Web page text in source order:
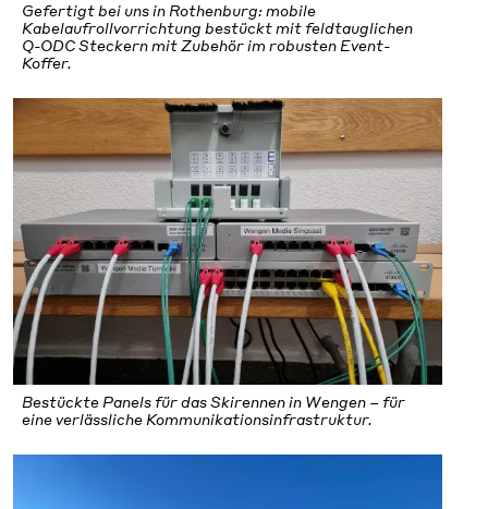
Gefertigt bei uns in Rothenburg: mobile
Kabelaufrollvorrichtung bestückt mit feldtauglichen
Q-ODC Steckern mit Zubehör im robusten Event-
Koffer.
Bestückte Panels für das Skirennen in Wengen – für
eine verlässliche Kommunikationsinfrastruktur.